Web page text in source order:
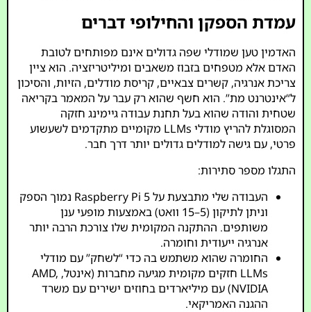
עמדת הספקן והחילופי דברים
האדמין טען שמודלי שפה גדולים אינם מפותחים לטובת
האדם אלא מטפחים בזבוז משאבים ומיליטריזציה. הוא ציין
צריכת אנרגיה, קשרים צבאיים, קריסת מודלים, הזיות, והסיכון
ל“אינטרנט מת”. הוא חשף שהוא רק עבר על המאמר בקריאה
שטחית והודה שהוא בעל תחנת עבודה גיימינג חזקה
המסוגלת להריץ מודלי LLMs מקומיים מתקדמים לשעשוע
פרטי, עם גישה למודלים גדולים יותר דרך חבר.
התגלו מספר סתירות:
העבודה שלי מתבצעת על Raspberry Pi 5 נמוך הספק
וניתן לתיקון (5–15 וואט) באמצעות מופעי ענן
משותפים. ההתקנה המקומית שלו צורכת הרבה יותר
אנרגיה ייעודית וחומרה.
החומרה שהוא משתמש בה כדי “לשחק” עם מודלי
LLMs חזקים מקומית מגיעה מחברות (אינטל, AMD,
NVIDIA) עם מיליארדים בחוזים ישירים עם משרד
ההגנה האמריקאי.